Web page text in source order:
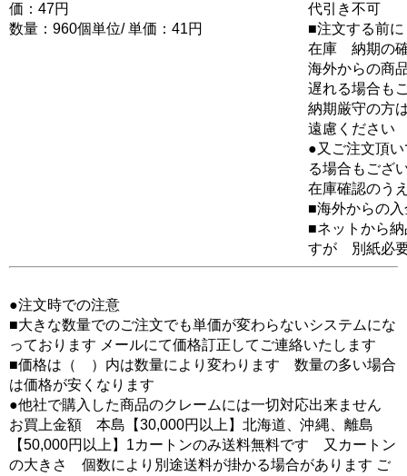
価：47円
数量：960個単位/ 単価：41円
代引き不可
■注文する前に
在庫 納期の
海外からの商
遅れる場合も
納期厳守の方
遠慮ください
●又ご注文頂
る場合もござ
在庫確認のう
■海外からの
■ネットから
すが 別紙必
●注文時での注意
■大きな数量でのご注文でも単価が変わらないシステムにな
っております メールにて価格訂正してご連絡いたします
■価格は（ ）内は数量により変わります 数量の多い場合
は価格が安くなります
●他社で購入した商品のクレームには一切対応出来ません
お買上金額 本島【30,000円以上】北海道、沖縄、離島
【50,000円以上】1カートンのみ送料無料です 又カートン
の大きさ 個数により別途送料が掛かる場合があります ご